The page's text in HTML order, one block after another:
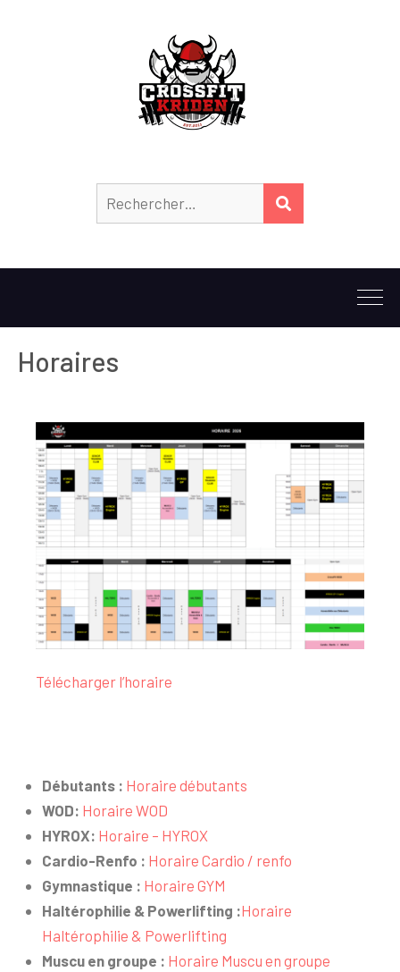
Horaires
Télécharger l’horaire
Débutants : Horaire débutants
WOD: Horaire WOD
HYROX: Horaire – HYROX
Cardio-Renfo : Horaire Cardio / renfo
Gymnastique : Horaire GYM
Haltérophilie & Powerlifting :Horaire
Haltérophilie & Powerlifting
Muscu en groupe : Horaire Muscu en groupe